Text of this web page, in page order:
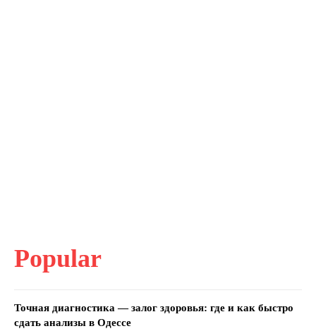
Popular
Точная диагностика — залог здоровья: где и как быстро
сдать анализы в Одессе